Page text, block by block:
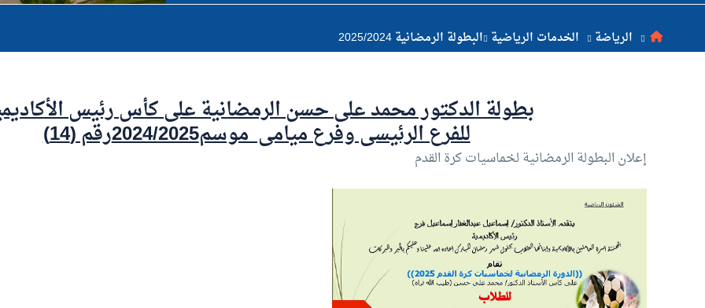
التدريب والخدمة المجتمعية
الرياضة الخدمات الرياضية البطولة الرمضانية 2025/2024
بطولة الدكتور محمد على حسن الرمضانية على كأس رئيس
للفرع الرئيسى وفرع ميامى موسم2024/2025رقم (14)
إعلان البطولة الرمضانية لخماسيات كرة القدم